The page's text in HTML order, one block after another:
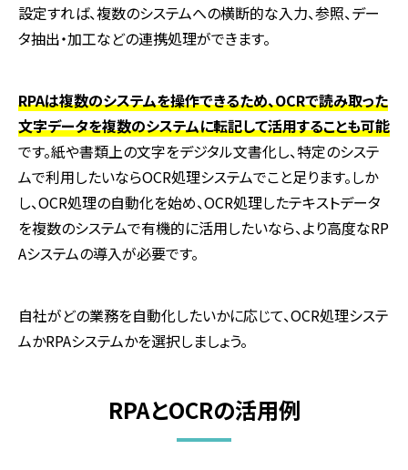
設定すれば、複数のシステムへの横断的な入力、参照、デー
タ抽出・加工などの連携処理ができます。
RPAは複数のシステムを操作できるため、OCRで読み取った
文字データを複数のシステムに転記して活用することも可能
です。紙や書類上の文字をデジタル文書化し、特定のシステ
ムで利用したいならOCR処理システムでこと足ります。しか
し、OCR処理の自動化を始め、OCR処理したテキストデータ
を複数のシステムで有機的に活用したいなら、より高度なRP
Aシステムの導入が必要です。
自社がどの業務を自動化したいかに応じて、OCR処理システ
ムかRPAシステムかを選択しましょう。
RPAとOCRの活用例